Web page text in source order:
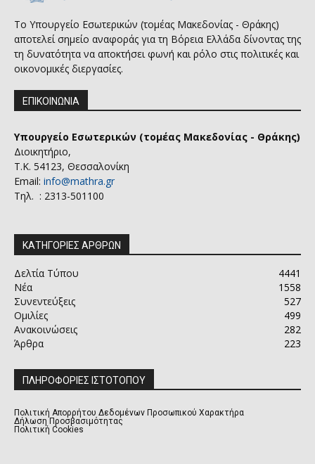
Το Υπουργείο Εσωτερικών (τομέας Μακεδονίας - Θράκης)
αποτελεί σημείο αναφοράς για τη Βόρεια Ελλάδα δίνοντας της
τη δυνατότητα να αποκτήσει φωνή και ρόλο στις πολιτικές και
οικονομικές διεργασίες.
ΕΠΙΚΟΙΝΩΝΙΑ
Υπουργείο Εσωτερικών (τομέας Μακεδονίας - Θράκης)
Διοικητήριο,
Τ.Κ. 54123, Θεσσαλονίκη
Email: info@mathra.gr
Τηλ. : 2313-501100
ΚΑΤΗΓΟΡΙΕΣ ΑΡΘΡΩΝ
Δελτία Τύπου
4441
Νέα
1558
Συνεντεύξεις
527
Ομιλίες
499
Ανακοινώσεις
282
Άρθρα
223
ΠΛΗΡΟΦΟΡΙΕΣ ΙΣΤΟΤΟΠΟΥ
Πολιτική Απορρήτου Δεδομένων Προσωπικού Χαρακτήρα
Δήλωση Προσβασιμότητας
Πολιτική Cookies